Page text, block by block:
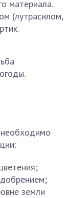
материала.
(лутрасилом,
земли